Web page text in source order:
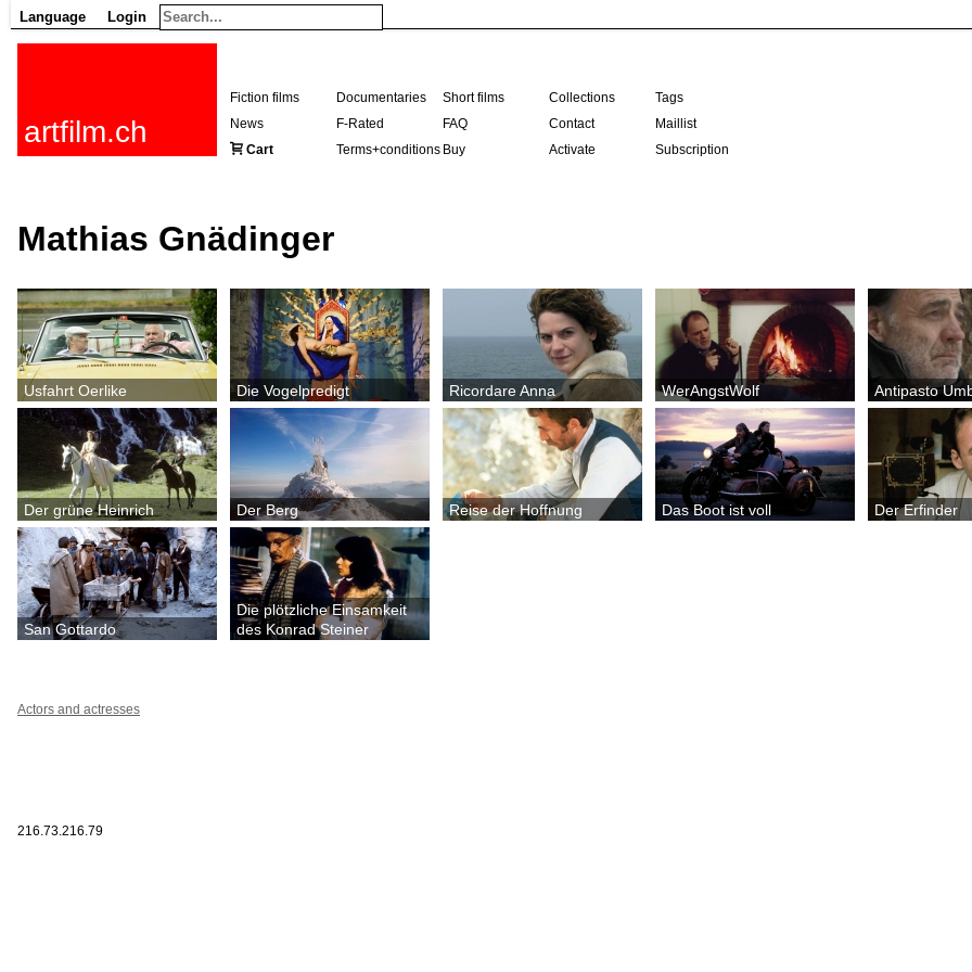
Language Login
artfilm.ch
Fiction films Documentaries Short films Collections
Tags
News
F-Rated FAQ Contact
Maillist
Cart
Terms+conditions Buy Activate Subscription
Mathias Gnädinger
Usfahrt Oerlike Die Vogelpredigt Ricordare Anna WerAngstWolf Antipasto
Der grüne Heinrich Der Berg Reise der Hoffnung Das Boot ist voll Der Erfinder
San Gottardo
Die plötzliche Einsamkeit
des Konrad Steiner
Actors and actresses
216.73.216.79